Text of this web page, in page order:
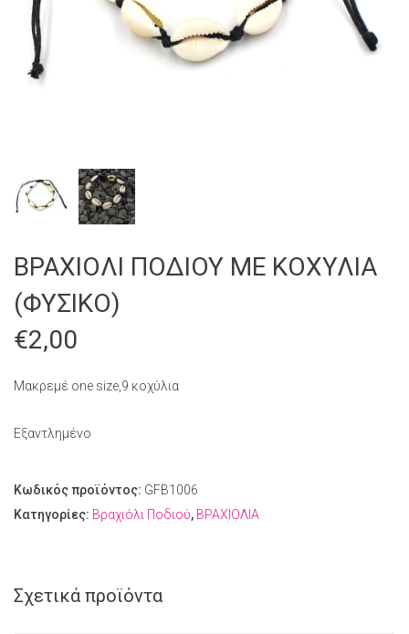
ΒΡΑΧΙΟΛΙ ΠΟΔΙΟΥ ΜΕ ΚΟΧΥΛΙΑ
(ΦΥΣΙΚΟ)
€2,00
Mακρεμέ one size,9 κοχύλια
Εξαντλημένο
Κωδικός προϊόντος: GFB1006
Κατηγορίες: Βραχιόλι Ποδιού, ΒΡΑΧΙΟΛΙΑ
Σχετικά προϊόντα